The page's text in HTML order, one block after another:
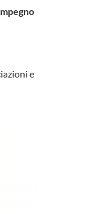
e